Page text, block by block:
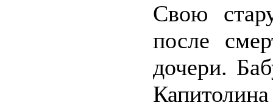
Свою
после
дочери.